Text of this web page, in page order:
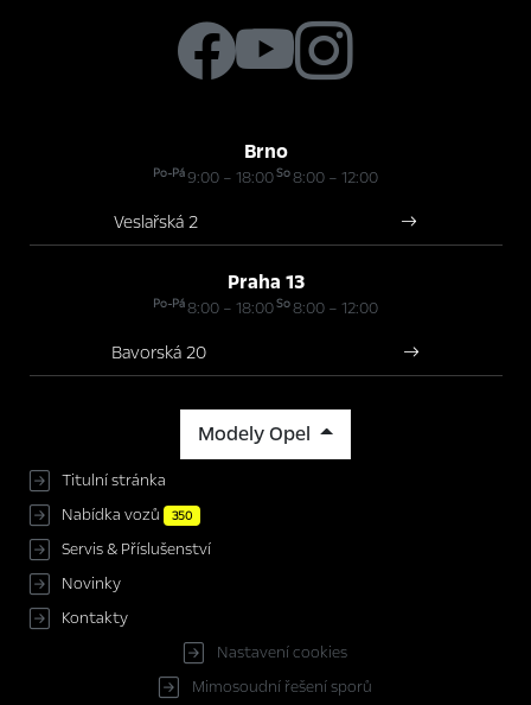
Brno
Po-Pá9:00 – 18:00So8:00 – 12:00
Veslařská 2
Praha 13
Po-Pá8:00 – 18:00So8:00 – 12:00
Bavorská 20
Modely Opel
Titulní stránka
Nabídka vozů
350
Servis & Příslušenství
Novinky
Kontakty
Nastavení cookies
Mimosoudní řešení sporů